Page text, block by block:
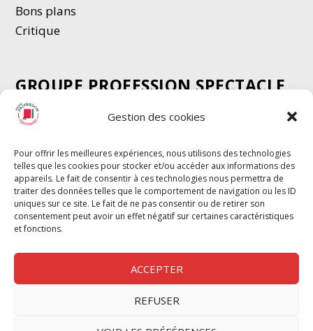
Gestion des cookies
Pour offrir les meilleures expériences, nous utilisons des technologies
telles que les cookies pour stocker et/ou accéder aux informations des
appareils. Le fait de consentir à ces technologies nous permettra de
traiter des données telles que le comportement de navigation ou les ID
uniques sur ce site. Le fait de ne pas consentir ou de retirer son
consentement peut avoir un effet négatif sur certaines caractéristiques
et fonctions.
ACCEPTER
REFUSER
Bons plans
Critique
GROUPE PROFESSION SPECTACLE
Chèque Intermittents
Chèque Compta
Chèque Emploi Spectacle
G-Pods
Profession Audio-visuel
Le Cahier Pro
Suivre Suivre
Nous contacter